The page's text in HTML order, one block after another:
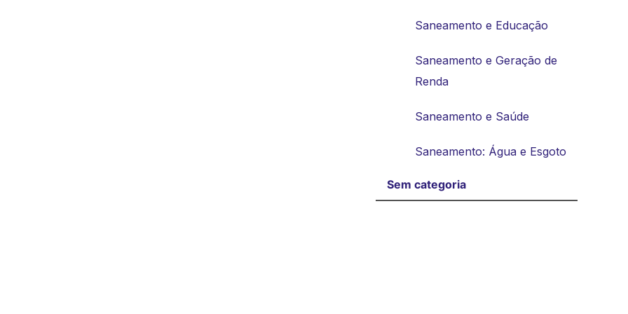
Saneamento e Educação
Saneamento e Geração de
Renda
Saneamento e Saúde
Saneamento: Água e Esgoto
Sem categoria